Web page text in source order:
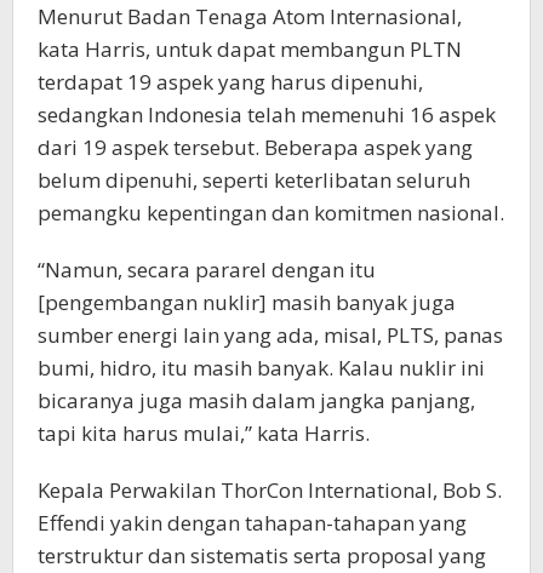
Menurut Badan Tenaga Atom Internasional,
kata Harris, untuk dapat membangun PLTN
terdapat 19 aspek yang harus dipenuhi,
sedangkan Indonesia telah memenuhi 16 aspek
dari 19 aspek tersebut. Beberapa aspek yang
belum dipenuhi, seperti keterlibatan seluruh
pemangku kepentingan dan komitmen nasional.
“Namun, secara pararel dengan itu
[pengembangan nuklir] masih banyak juga
sumber energi lain yang ada, misal, PLTS, panas
bumi, hidro, itu masih banyak. Kalau nuklir ini
bicaranya juga masih dalam jangka panjang,
tapi kita harus mulai,” kata Harris.
Kepala Perwakilan ThorCon International, Bob S.
Effendi yakin dengan tahapan-tahapan yang
terstruktur dan sistematis serta proposal yang